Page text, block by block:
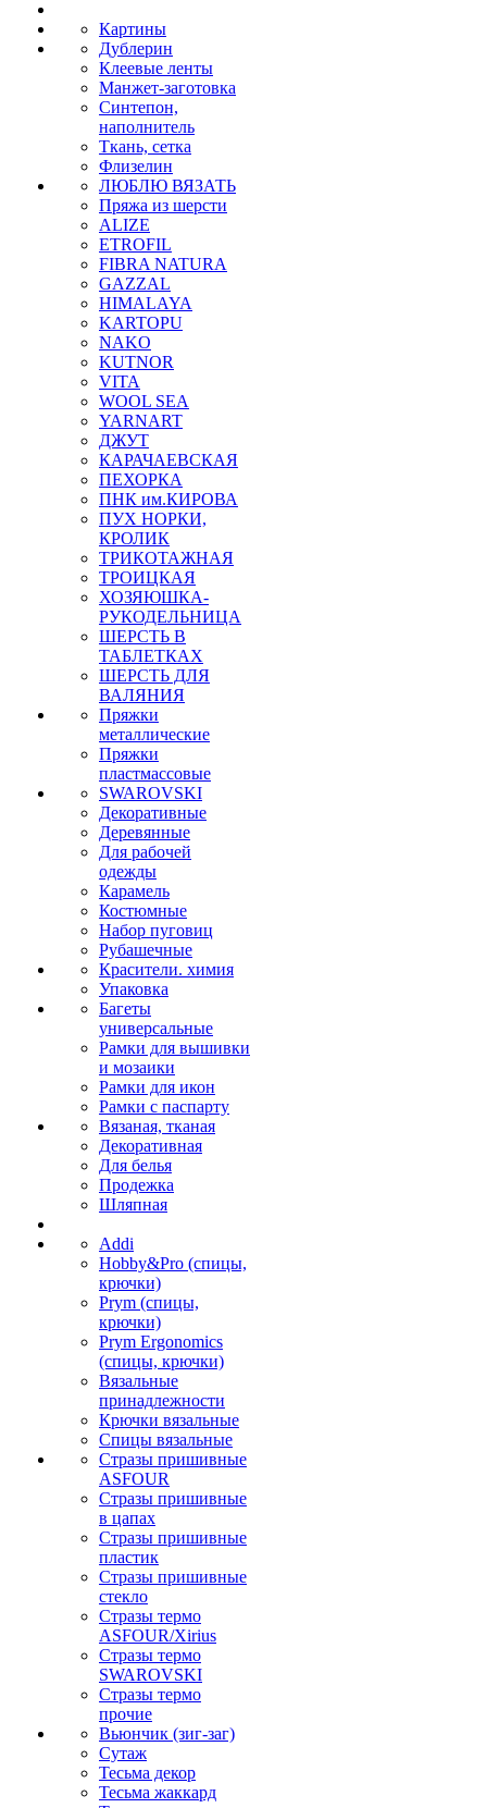
Картины
Дублерин
Клеевые ленты
Манжет-заготовка
Синтепон,
наполнитель
Ткань, сетка
Флизелин
ЛЮБЛЮ ВЯЗАТЬ
Пряжа из шерсти
ALIZE
ETROFIL
FIBRA NATURA
GAZZAL
HIMALAYA
KARTOPU
NAKO
KUTNOR
VITA
WOOL SEA
YARNART
ДЖУТ
КАРАЧАЕВСКАЯ
ПЕХОРКА
ПНК им.КИРОВА
ПУХ НОРКИ,
КРОЛИК
ТРИКОТАЖНАЯ
ТРОИЦКАЯ
ХОЗЯЮШКА-
РУКОДЕЛЬНИЦА
ШЕРСТЬ В
ТАБЛЕТКАХ
ШЕРСТЬ ДЛЯ
ВАЛЯНИЯ
Пряжки
металлические
Пряжки
пластмассовые
SWAROVSKI
Декоративные
Деревянные
Для рабочей
одежды
Карамель
Костюмные
Набор пуговиц
Рубашечные
Красители. химия
Упаковка
Багеты
универсальные
Рамки для вышивки
и мозаики
Рамки для икон
Рамки с паспарту
Вязаная, тканая
Декоративная
Для белья
Продежка
Шляпная
Addi
Hobby&Pro (спицы,
крючки)
Prym (спицы,
крючки)
Prym Ergonomics
(спицы, крючки)
Вязальные
принадлежности
Крючки вязальные
Спицы вязальные
Стразы пришивные
ASFOUR
Стразы пришивные
в цапах
Стразы пришивные
пластик
Стразы пришивные
стекло
Стразы термо
ASFOUR/Xirius
Стразы термо
SWAROVSKI
Стразы термо
прочие
Вьюнчик (зиг-заг)
Сутаж
Тесьма декор
Тесьма жаккард